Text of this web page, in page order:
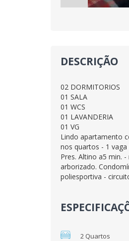
DESCRIÇÃO
02 DORMITORIOS
01 SALA
01 WCS
01 LAVANDERIA
01 VG
Lindo apartamento
nos quartos - 1
Pres. Altino a5 min.
arborizado.
poliesportiva -
2 Quartos